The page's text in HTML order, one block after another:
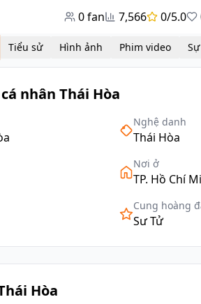
0fan 7,566 0/5.0
Tiểu sử Hình ảnh Phim video
nhân Thái Hòa
Nghệ danh
Thái Hòa
Nơi ở
TP. Hồ Chí
Cung hoàng
Sư Tử
Hòa